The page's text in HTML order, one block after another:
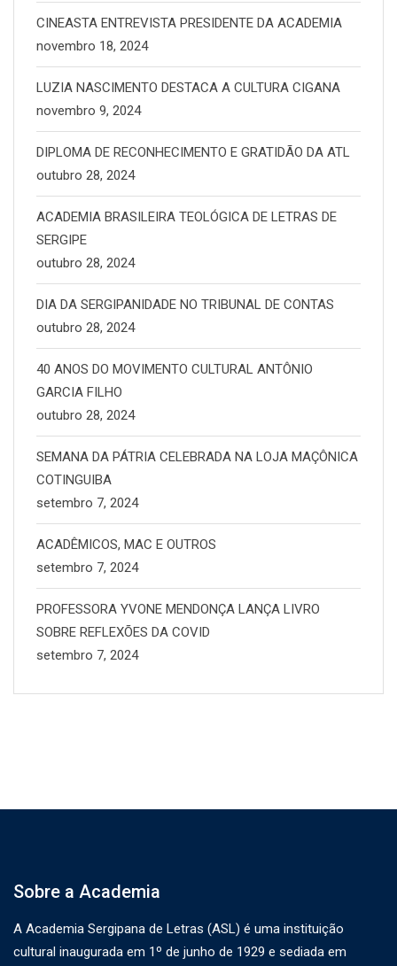
CINEASTA ENTREVISTA PRESIDENTE DA ACADEMIA
novembro 18, 2024
LUZIA NASCIMENTO DESTACA A CULTURA CIGANA
novembro 9, 2024
DIPLOMA DE RECONHECIMENTO E GRATIDÃO DA ATL
outubro 28, 2024
ACADEMIA BRASILEIRA TEOLÓGICA DE LETRAS DE
SERGIPE
outubro 28, 2024
DIA DA SERGIPANIDADE NO TRIBUNAL DE CONTAS
outubro 28, 2024
40 ANOS DO MOVIMENTO CULTURAL ANTÔNIO
GARCIA FILHO
outubro 28, 2024
SEMANA DA PÁTRIA CELEBRADA NA LOJA MAÇÔNICA
COTINGUIBA
setembro 7, 2024
ACADÊMICOS, MAC E OUTROS
setembro 7, 2024
PROFESSORA YVONE MENDONÇA LANÇA LIVRO
SOBRE REFLEXÕES DA COVID
setembro 7, 2024
Sobre a Academia
A Academia Sergipana de Letras (ASL) é uma instituição
cultural inaugurada em 1º de junho de 1929 e sediada em